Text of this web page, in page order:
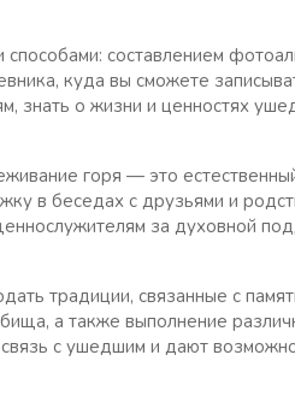
составлением
куда вы сможете
знать о жизни и ценностях
горя — это
в беседах с друзьями и
за духовной
традиции, связанные с
а также выполнение
с ушедшим и дают